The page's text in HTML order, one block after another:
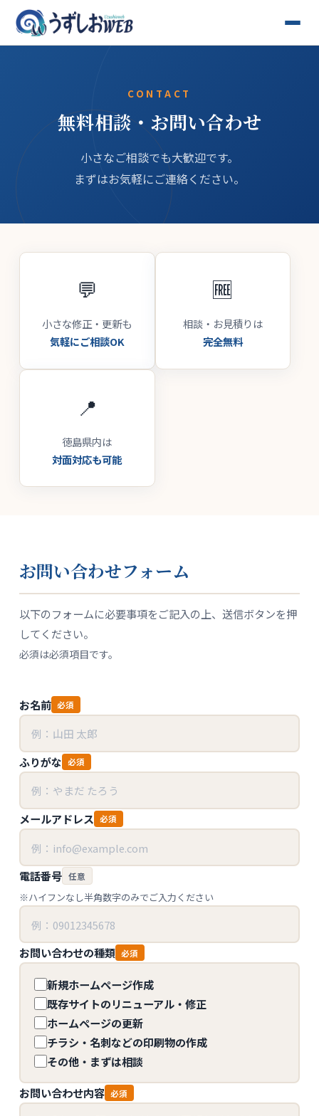
CONTACT
無料相談・お問い合わせ
小さなご相談でも大歓迎です。
まずはお気軽にご連絡ください。
💬
小さな修正・更新も
気軽にご相談OK
🆓
相談・お見積りは
完全無料
📍
徳島県内は
対面対応も可能
お問い合わせフォーム
以下のフォームに必要事項をご記入の上、送信ボタンを押
してください。
必須は必須項目です。
お名前 必須
ふりがな 必須
メールアドレス 必須
電話番号 任意
※ハイフンなし半角数字のみでご入力ください
お問い合わせの種類 必須
新規ホームページ作成
既存サイトのリニューアル・修正
ホームページの更新
チラシ・名刺などの印刷物の作成
その他・まずは相談
お問い合わせ内容 必須